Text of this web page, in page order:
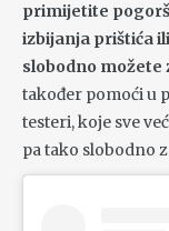
primijetite
izbijanja prištića
slobodno možete
također pomoći u
testeri, koje sve
pa tako slobodno